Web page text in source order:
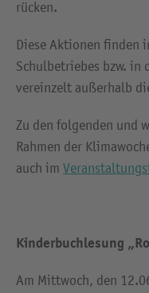
rücken.
Diese Aktionen finden
Schulbetriebes bzw. in
vereinzelt außerhalb
Zu den folgenden und
Rahmen der
auch im
Kinderbuchlesung
Am Mittwoch, den